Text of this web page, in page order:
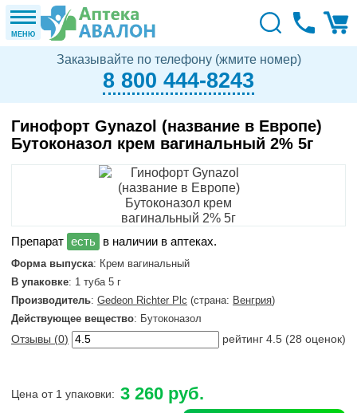
МЕНЮ
Заказывайте по телефону (жмите номер)
8 800 444-8243
Гинофорт Gynazol (название в Европе)
Бутоконазол крем вагинальный 2% 5г
в наличии в аптеках.
Форма выпуска: Крем вагинальный
В упаковке: 1 туба 5 г
Производитель: Gedeon Richter Plc (страна: Венгрия)
Действующее вещество: Бутоконазол
Отзывы (0) рейтинг 4.5 (28 оценок)
Цена от 1 упаковки: 3 260 руб.